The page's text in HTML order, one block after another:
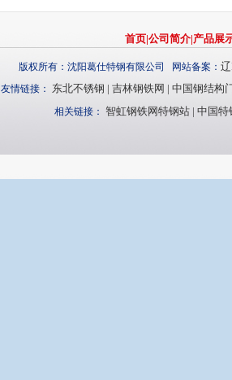
首页|公司简介|产品展
版权所有：沈阳葛仕特钢有限公司 网站备案：
友情链接： 东北不锈钢 | 吉林钢铁网 | 中国钢结构
相关链接： 智虹钢铁网特钢站| 中国特